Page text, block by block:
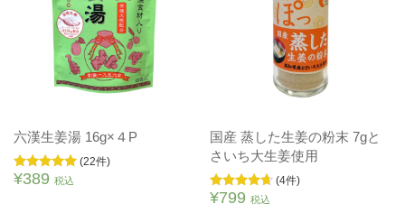
六漢生姜湯 16g×４P
5段階中
(22件)
¥389 税込
国産 蒸した生姜の粉末 7gと
さいち大生姜使用
5段階中
(4件)
¥799 税込